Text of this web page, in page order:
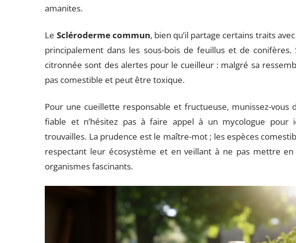
amanites.
Le Scléroderme commun, bien qu’il partage certains traits
principalement dans les sous-bois de feuillus et de
citronnée sont des alertes pour le cueilleur : malgré sa
pas comestible et peut être toxique.
Pour une cueillette responsable et fructueuse, munissez-vous
fiable et n’hésitez pas à faire appel à un mycologue pour
trouvailles. La prudence est le maître-mot ; les espèces
respectant leur écosystème et en veillant à ne pas mettre
organismes fascinants.